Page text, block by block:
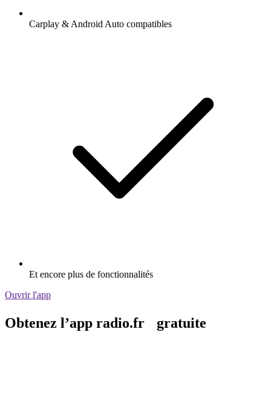
Carplay & Android Auto compatibles
Et encore plus de fonctionnalités
Ouvrir l'app
Obtenez l’app radio.fr gratuite